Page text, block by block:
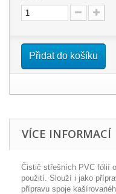
Přidat do košíku
VÍCE INFORMACÍ
Čistič střešních PVC fólií
použití. Slouží i jako
přípravu spoje